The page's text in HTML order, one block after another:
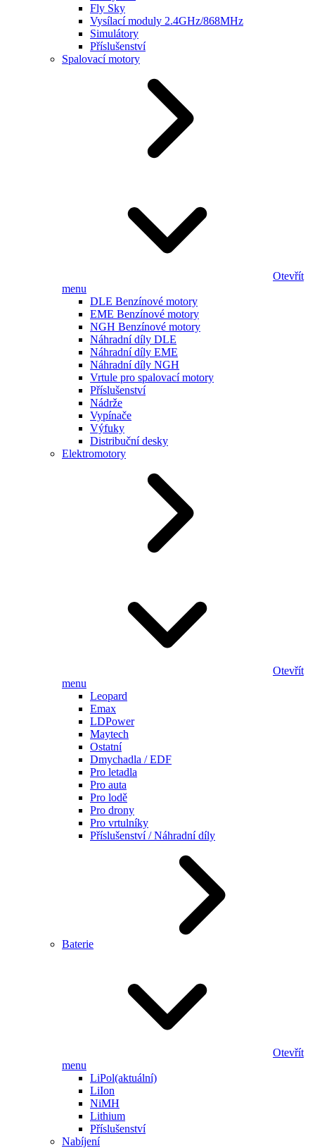
Fly Sky
Vysílací moduly 2.4GHz/868MHz
Simulátory
Příslušenství
Spalovací motory
Otevřít
menu
DLE Benzínové motory
EME Benzínové motory
NGH Benzínové motory
Náhradní díly DLE
Náhradní díly EME
Náhradní díly NGH
Vrtule pro spalovací motory
Příslušenství
Nádrže
Vypínače
Výfuky
Distribuční desky
Elektromotory
Otevřít
menu
Leopard
Emax
LDPower
Maytech
Ostatní
Dmychadla / EDF
Pro letadla
Pro auta
Pro lodě
Pro drony
Pro vrtulníky
Příslušenství / Náhradní díly
Baterie
Otevřít
menu
LiPol(aktuální)
LiIon
NiMH
Lithium
Příslušenství
Nabíjení